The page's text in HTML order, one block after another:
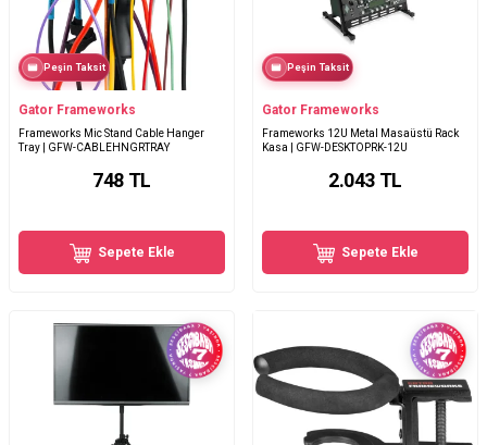
Peşin Taksit
Gator Frameworks
Frameworks Mic Stand Cable Hanger
Tray | GFW-CABLEHNGRTRAY
748 TL
Sepete Ekle
Peşin Taksit
Gator Frameworks
Frameworks 12U Metal Masaüstü Rack
Kasa | GFW-DESKTOPRK-12U
2.043 TL
Sepete Ekle